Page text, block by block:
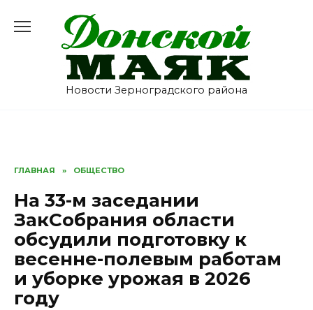
содержанию
Новости Зерноградского района
ГЛАВНАЯ » ОБЩЕСТВО
На 33-м заседании
ЗакСобрания области
обсудили подготовку к
весенне-полевым работам
и уборке урожая в 2026
году